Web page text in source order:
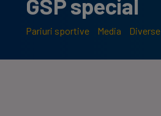
GSP special
Pariuri sportive Media Diverse